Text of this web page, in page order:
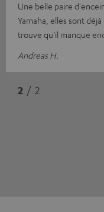
Une belle paire
Yamaha, elles sont
trouve qu'il manque
Andreas H.
2 / 2